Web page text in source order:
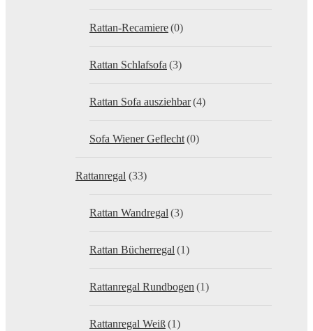
Rattan-Recamiere(0)
Rattan Schlafsofa (3)
Rattan Sofa ausziehbar(4)
Sofa Wiener Geflecht(0)
Rattanregal (33)
Rattan Wandregal (3)
Rattan Bücherregal (1)
Rattanregal Rundbogen (1)
Rattanregal Weiß(1)